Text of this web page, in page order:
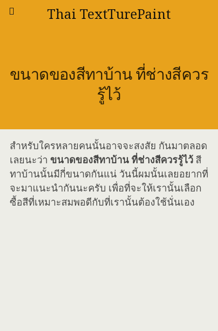
Thai TextTurePaint
ขนาดของสีทาบ้าน ที่ช่างสีควร
รู้ไว้
สำหรับใครหลายคนนั้นอาจจะสงสัย กันมาตลอด
เลยนะว่า ขนาดของสีทาบ้าน ที่ช่างสีควรรู้ไว้ สี
ทาบ้านนั้นมีกี่ขนาดกันแน่ วันนี้ผมนั้นเลยอยากที่
จะมาแนะนำกันนะครับ เพื่อที่จะให้เรานั้นเลือก
ซื้อสีที่เหมาะสมพอดีกับที่เรานั้นต้องใช้นั่นเอง